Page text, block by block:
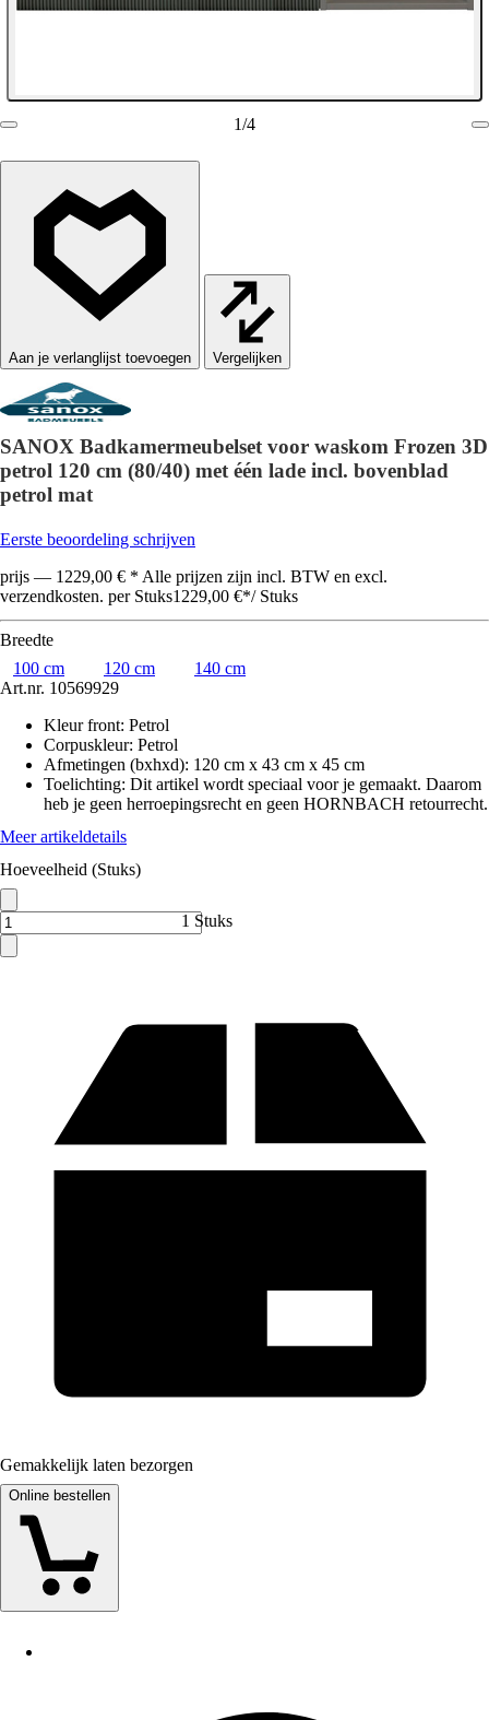
1/4
Vergelijken
SANOX Badkamermeubelset voor waskom Frozen 3D
petrol 120 cm (80/40) met één lade incl. bovenblad
petrol mat
Eerste beoordeling schrijven
prijs — 1229,00 € * Alle prijzen zijn incl. BTW en excl.
verzendkosten. per Stuks1229,00 €*/ Stuks
Breedte
100 cm
120 cm
140 cm
Art.nr. 10569929
Kleur front: Petrol
Corpuskleur: Petrol
Afmetingen (bxhxd): 120 cm x 43 cm x 45 cm
Toelichting: Dit artikel wordt speciaal voor je gemaakt. Daarom
heb je geen herroepingsrecht en geen HORNBACH retourrecht.
Meer artikeldetails
Hoeveelheid (Stuks)
1 Stuks
Gemakkelijk laten bezorgen
Online bestellen